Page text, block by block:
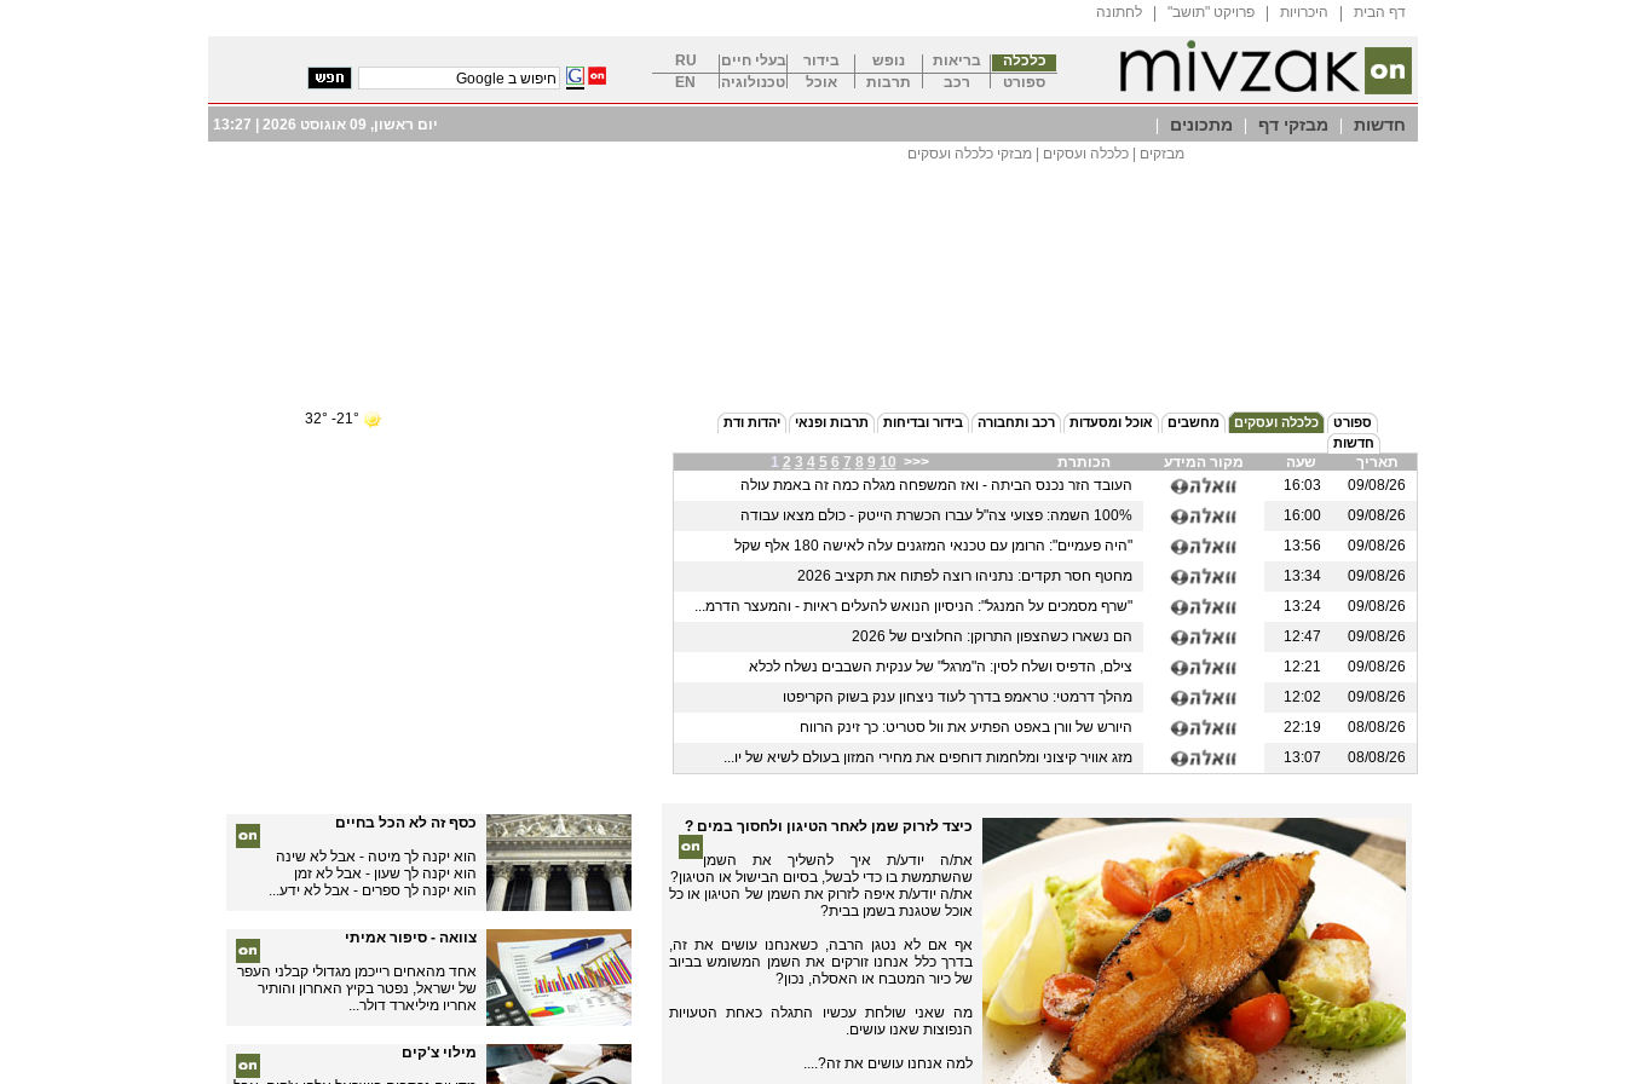
דף הבית היכרויות "פרויקט "תושב לחתונה
כלכלה בריאות נופש בידור בעלי חיים
RU
ספורט
רכב תרבות אוכל טכנולוגיה EN
חדשות מבזקי דף מתכונים יום ראשון, 09 אוגוסט 2026 |
13:27
מבזקים | כלכלה ועסקים | מבזקי כלכלה ועסקים
יהדות ודת תרבות ופנאי בידור ובדיחות רכב ותחבורה אוכל ומסעדות מחשבים כלכלה ועסקים
ספורט
חדשות
1 2 3 4 5 6 7 8 9 10 >>> הכותרת מקור המידע שעה
תאריך
העובד הזר נכנס הביתה - ואז המשפחה מגלה כמה זה באמת עולה
16:03
09/08/26
16:00
09/08/26
"היה פעמיים": הרומן עם טכנאי המזגנים עלה לאישה 180 אלף שקל
13:56
09/08/26
מחטף חסר תקדים: נתניהו רוצה לפתוח את תקציב 2026
13:34
09/08/26
"שרף מסמכים על המנגל": הניסיון הנואש להעלים ראיות - והמעצר הדרמ...
13:24
09/08/26
הם נשארו כשהצפון התרוקן: החלוצים של 2026
12:47
09/08/26
צילם, הדפיס ושלח לסין: ה"מרגל" של ענקית השבבים נשלח לכלא
12:21
09/08/26
מהלך דרמטי: טראמפ בדרך לעוד ניצחון ענק בשוק הקריפטו
12:02
09/08/26
היורש של וורן באפט הפתיע את וול סטריט: כך זינק הרווח
22:19
08/08/26
מזג אוויר קיצוני ומלחמות דוחפים את מחירי המזון בעולם לשיא של יו...
13:07 08/08/26
כיצד לזרוק שמן לאחר הטיגון ולחסוך במים ?
את/ה יודע/ת איך להשליך את השמן
שהשתמשת בו כדי לבשל, בסיום הבישול או הטיגון?
את/ה יודע/ת איפה לזרוק את השמן של הטיגון או כל
אוכל שטגנת בשמן בבית?
אף אם לא נטגן הרבה, כשאנחנו עושים את זה,
בדרך כלל אנחנו זורקים את השמן המשומש בביוב
של כיור המטבח או האסלה, נכון?
מה שאני שולחת עכשיו התגלה כאחת הטעויות
הנפוצות שאנו עושים.
למה אנחנו עושים את זה?....
כסף זה לא הכל בחיים
הוא יקנה לך מיטה - אבל לא שינה
הוא יקנה לך שעון - אבל לא זמן
הוא יקנה לך ספרים - אבל לא ידע...
צוואה - סיפור אמיתי
אחד מהאחים רייכמן מגדולי קבלני העפר
של ישראל, נפטר בקיץ האחרון והותיר
אחריו מיליארד דולר...
מילוי צ'קים
21°- 32°